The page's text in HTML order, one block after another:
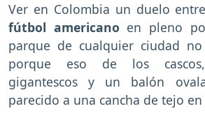
Ver en Colombia un duelo
fútbol americano en pleno
parque de cualquier ciudad
porque eso de los
gigantescos y un balón
parecido a una cancha de tejo